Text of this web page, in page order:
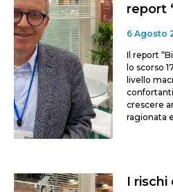
report
6 Agosto
Il report
lo scorso
livello
crescere
ragionata
I rischi